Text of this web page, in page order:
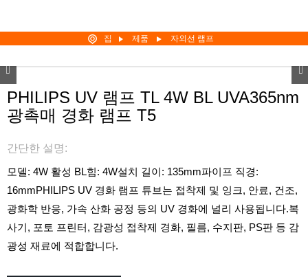
집 제품 자외선 램프
PHILIPS UV 램프 TL 4W BL UVA365nm
광촉매 경화 램프 T5
간단한 설명:
모델: 4W 활성 BL힘: 4W설치 길이: 135mm파이프 직경:
16mmPHILIPS UV 경화 램프 튜브는 접착제 및 잉크, 안료, 건조,
광화학 반응, 가속 산화 공정 등의 UV 경화에 널리 사용됩니다.복
사기, 포토 프린터, 감광성 접착제 경화, 필름, 수지판, PS판 등 감
광성 재료에 적합합니다.